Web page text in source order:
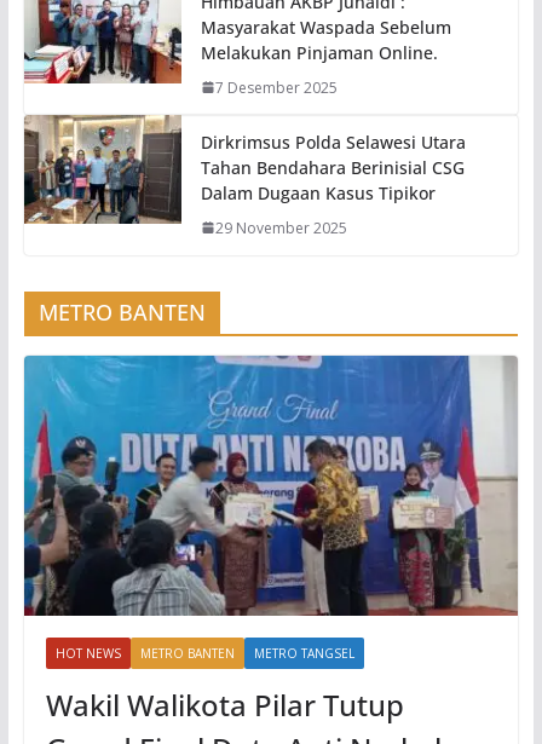
Masyarakat Waspada Sebelum
Melakukan Pinjaman Online.
7 Desember 2025
Dirkrimsus Polda Selawesi Utara
Tahan Bendahara Berinisial CSG
Dalam Dugaan Kasus Tipikor
29 November 2025
METRO BANTEN
HOT NEWS METRO BANTEN METRO TANGSEL
Wakil Walikota Pilar Tutup